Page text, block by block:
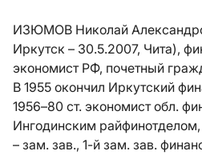
ИЗЮМОВ Николай
Иркутск – 30.5.2007, Чита),
экономист РФ, почетный
В 1955 окончил Иркутский
1956–80 ст. экономист обл.
Ингодинским райфинотделом,
– зам. зав., 1-й зам. зав.